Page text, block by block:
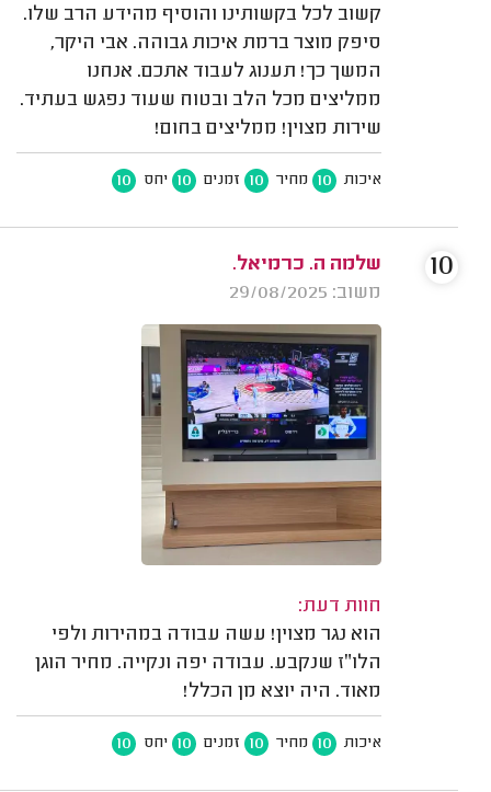
קשוב לכל בקשותינו והוסיף מהידע הרב שלו.
סיפק מוצר ברמת איכות גבוהה. אבי היקר,
המשך כך! תענוג לעבוד אתכם. אנחנו
ממליצים מכל הלב ובטוח שעוד נפגש בעתיד.
שירות מצוין! ממליצים בחום!
איכות 10 מחיר 10 זמנים 10 יחס 10
שלמה ה. כרמיאל.
משוב: 29/08/2025
חוות דעת:
הוא נגר מצוין! עשה עבודה במהירות ולפי
הלו״ז שנקבע. עבודה יפה ונקייה. מחיר הוגן
מאוד. היה יוצא מן הכלל!
איכות 10 מחיר 10 זמנים 10 יחס 10
10